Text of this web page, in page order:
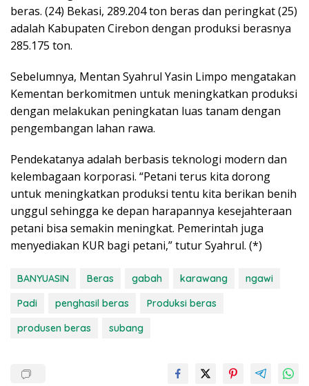
beras. (24) Bekasi, 289.204 ton beras dan peringkat (25)
adalah Kabupaten Cirebon dengan produksi berasnya
285.175 ton.
Sebelumnya, Mentan Syahrul Yasin Limpo mengatakan
Kementan berkomitmen untuk meningkatkan produksi
dengan melakukan peningkatan luas tanam dengan
pengembangan lahan rawa.
Pendekatanya adalah berbasis teknologi modern dan
kelembagaan korporasi. “Petani terus kita dorong
untuk meningkatkan produksi tentu kita berikan benih
unggul sehingga ke depan harapannya kesejahteraan
petani bisa semakin meningkat. Pemerintah juga
menyediakan KUR bagi petani,” tutur Syahrul. (*)
BANYUASIN Beras gabah karawang
ngawi
Padi
penghasil beras
Produksi beras
produsen beras
subang